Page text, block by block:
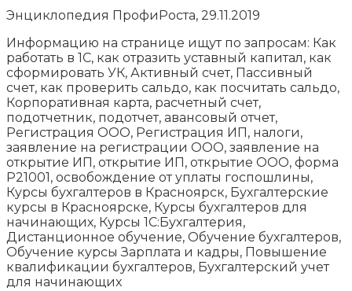
Энциклопедия ПрофиРоста, 29.11.2019
Информацию на странице ищут по запросам: Как
работать в 1С, как отразить уставный капитал, как
сформировать УК, Активный счет, Пассивный
счет, как проверить сальдо, как посчитать сальдо,
Корпоративная карта, расчетный счет,
подотчетник, подотчет, авансовый отчет,
Регистрация ООО, Регистрация ИП, налоги,
заявление на регистрации ООО, заявление на
открытие ИП, открытие ИП, открытие ООО, форма
Р21001, освобождение от уплаты госпошлины,
Курсы бухгалтеров в Красноярск, Бухгалтерские
курсы в Красноярске, Курсы бухгалтеров для
начинающих, Курсы 1С:Бухгалтерия,
Дистанционное обучение, Обучение бухгалтеров,
Обучение курсы Зарплата и кадры, Повышение
квалификации бухгалтеров, Бухгалтерский учет
для начинающих